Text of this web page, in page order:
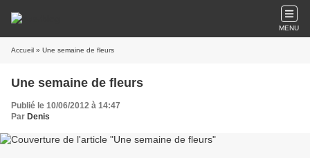
MENU
Accueil » Une semaine de fleurs
Une semaine de fleurs
Publié le 10/06/2012 à 14:47
Par Denis